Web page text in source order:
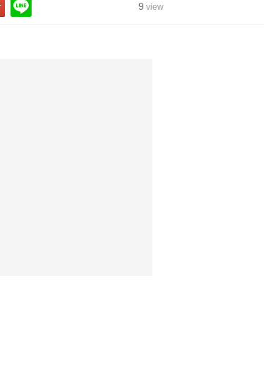
9 view